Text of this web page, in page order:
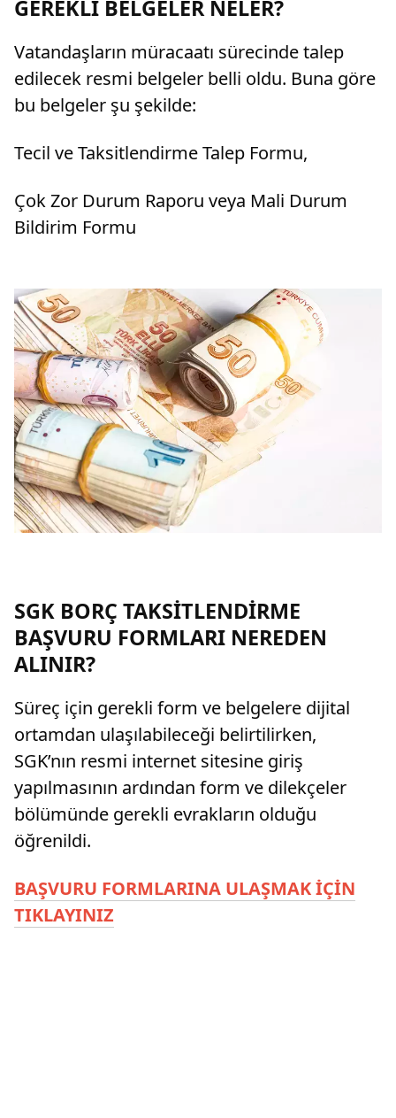
GEREKLİ BELGELER NELER?
Vatandaşların müracaatı sürecinde talep
edilecek resmi belgeler belli oldu. Buna göre
bu belgeler şu şekilde:
Tecil ve Taksitlendirme Talep Formu,
Çok Zor Durum Raporu veya Mali Durum
Bildirim Formu
SGK BORÇ TAKSİTLENDİRME
BAŞVURU FORMLARI NEREDEN
ALINIR?
Süreç için gerekli form ve belgelere dijital
ortamdan ulaşılabileceği belirtilirken,
SGK’nın resmi internet sitesine giriş
yapılmasının ardından form ve dilekçeler
bölümünde gerekli evrakların olduğu
öğrenildi.
BAŞVURU FORMLARINA ULAŞMAK İÇİN
TIKLAYINIZ